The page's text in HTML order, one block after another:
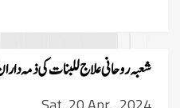
شعبہ روحانی علاج للبنات کی ذمہ